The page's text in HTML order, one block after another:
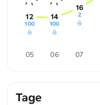
05 06 07
12
100
14
100
16
2
Tage